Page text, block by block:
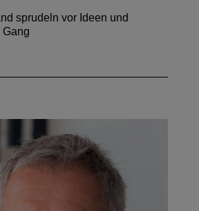
sprudeln vor Ideen und
Gang